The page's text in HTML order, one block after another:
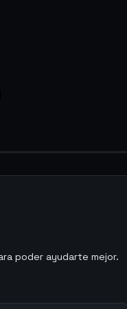
poder ayudarte mejor.